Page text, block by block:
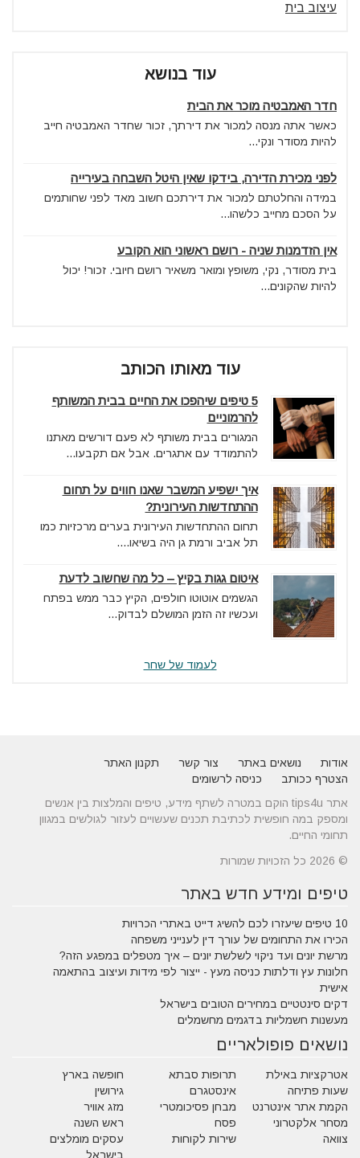
עיצוב בית
עוד בנושא
חדר האמבטיה מוכר את הבית
כאשר אתה מנסה למכור את דירתך, זכור שחדר האמבטיה חייב
להיות מסודר ונקי...
לפני מכירת הדירה, בידקו שאין היטל השבחה בעירייה
במידה והחלטתם למכור את דירתכם חשוב מאד לפני שחותמים
על הסכם מחייב כלשהו...
אין הזדמנות שניה - רושם ראשוני הוא הקובע
בית מסודר, נקי, משופץ ומואר משאיר רושם חיובי. זכור! יכול
להיות שהקונים...
עוד מאותו הכותב
5 טיפים שיהפכו את החיים בבית המשותף
להרמוניים
המגורים בבית משותף לא פעם דורשים מאתנו
להתמודד עם אתגרים. אבל אם תקבעו...
איך ישפיע המשבר שאנו חווים על תחום
ההתחדשות העירונית?
תחום ההתחדשות העירונית בערים מרכזיות כמו
תל אביב ורמת גן היה בשיאו....
איטום גגות בקיץ – כל מה שחשוב לדעת
הגשמים אוטוטו חולפים, הקיץ כבר ממש בפתח
ועכשיו זה הזמן המושלם לבדוק...
לעמוד של שחר
אודות נושאים באתר צור קשר
תקנון האתר
הצטרף ככותב
כניסה לרשומים
אתר tips4u הוקם במטרה לשתף מידע, טיפים והמלצות בין אנשים
ומספק במה חופשית לכתיבת תכנים שעשויים לעזור לגולשים במגוון
תחומי החיים.
© 2026 כל הזכויות שמורות
טיפים ומידע חדש באתר
10 טיפים שיעזרו לכם להשיג דייט באתרי הכרויות
הכירו את התחומים של עורך דין לענייני משפחה
מרשת יונים ועד ניקוי לשלשת יונים – איך מטפלים במפגע הזה?
חלונות עץ ודלתות כניסה מעץ - ייצור לפי מידות ועיצוב בהתאמה
אישית
דקים סינטטיים במחירים הטובים בישראל
מעשנות חשמליות בדגמים מחשמלים
נושאים פופולאריים
אטרקציות באילת תרופות סבתא
חופשה בארץ
שעות פתיחה
אינסטגרם
גירושין
הקמת אתר אינטרנט
מבחן פסיכומטרי
מזג אוויר
מסחר אלקטרוני
פסח
ראש השנה
צוואה
שירות לקוחות
עסקים מומלצים
בישראל